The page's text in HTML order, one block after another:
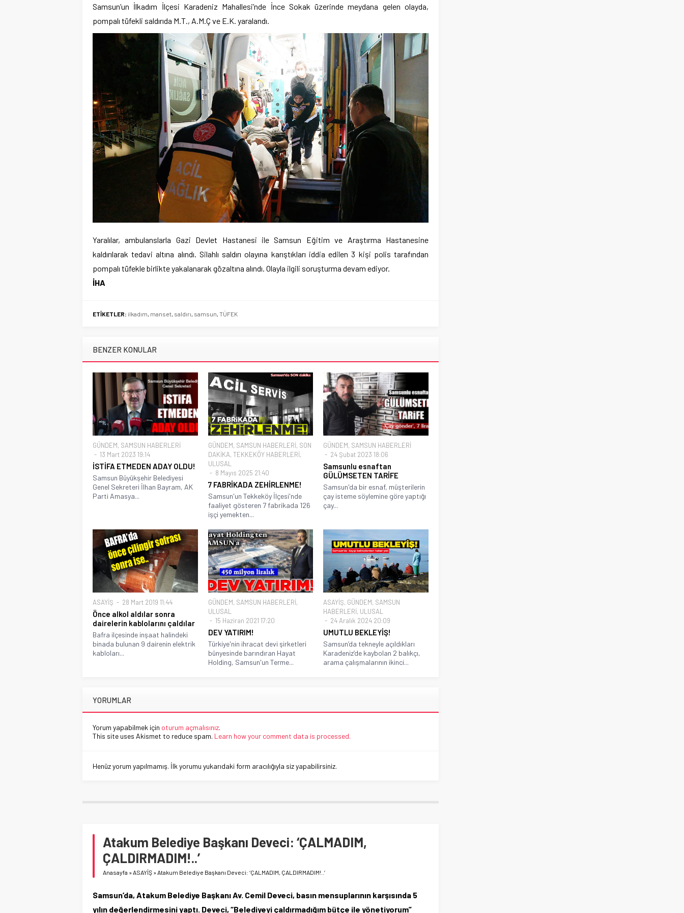
Samsun’un İlkadım İlçesi Karadeniz Mahallesi’nde İnce Sokak üzerinde meydana gelen olayda,
pompalı tüfekli saldırıda M.T., A.M.Ç ve E.K. yaralandı.
Yaralılar, ambulanslarla Gazi Devlet Hastanesi ile Samsun Eğitim ve Araştırma Hastanesine
kaldırılarak tedavi altına alındı. Silahlı saldırı olayına karıştıkları iddia edilen 3 kişi polis tarafından
pompalı tüfekle birlikte yakalanarak gözaltına alındı. Olayla ilgili soruşturma devam ediyor.
İHA
ETİKETLER: ilkadım manset saldırı samsun TÜFEK
BENZER KONULAR
GÜNDEM, SAMSUN HABERLERİ
13 Mart 2023 19:14
İSTİFA ETMEDEN ADAY OLDU!
Samsun Büyükşehir Belediyesi
Genel Sekreteri İlhan Bayram, AK
Parti Amasya...
GÜNDEM, SAMSUN HABERLERİ, SON
DAKİKA, TEKKEKÖY HABERLERİ,
ULUSAL
8 Mayıs 2025 21:40
7 FABRİKADA ZEHİRLENME!
Samsun'un Tekkeköy İlçesi'nde
faaliyet gösteren 7 fabrikada 126
işçi yemekten...
GÜNDEM, SAMSUN HABERLERİ
24 Şubat 2023 18:06
Samsunlu esnaftan
GÜLÜMSETEN TARİFE
Samsun'da bir esnaf, müşterilerin
çay isteme söylemine göre yaptığı
çay...
ASAYİŞ 28 Mart 2019 11:44
Önce alkol aldılar sonra
dairelerin kablolarını çaldılar
Bafra ilçesinde inşaat halindeki
binada bulunan 9 dairenin elektrik
kabloları...
GÜNDEM, SAMSUN HABERLERİ,
ULUSAL
15 Haziran 2021 17:20
DEV YATIRIM!
Türkiye'nin ihracat devi şirketleri
bünyesinde barındıran Hayat
Holding, Samsun'un Terme...
ASAYİŞ, GÜNDEM, SAMSUN
HABERLERİ, ULUSAL
24 Aralık 2024 20:09
UMUTLU BEKLEYİŞ!
Samsun’da tekneyle açıldıkları
Karadeniz’de kaybolan 2 balıkçı,
arama çalışmalarının ikinci...
YORUMLAR
Yorum yapabilmek için oturum açmalısınız.
This site uses Akismet to reduce spam. Learn how your comment data is processed.
Henüz yorum yapılmamış. İlk yorumu yukarıdaki form aracılığıyla siz yapabilirsiniz.
Atakum Belediye Başkanı Deveci: ‘ÇALMADIM,
ÇALDIRMADIM!..’
Anasayfa » ASAYİŞ » Atakum Belediye Başkanı Deveci: ‘ÇALMADIM, ÇALDIRMADIM!..’
Samsun’da, Atakum Belediye Başkanı Av. Cemil Deveci, basın mensuplarının karşısında 5
yılın değerlendirmesini yaptı. Deveci, “Belediyeyi çaldırmadığım bütçe ile yönetiyorum”